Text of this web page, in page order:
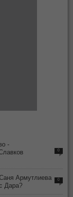
-
0
Армутлиева
Дара?
0